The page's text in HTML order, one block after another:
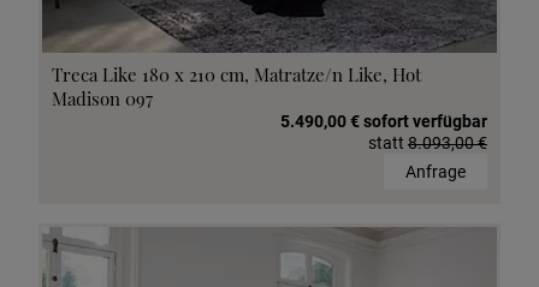
Treca Like 180 x 210 cm, Matratze/n Like, Hot
Madison 097
5.490,00 € sofort verfügbar
statt 8.093,00 €
Anfrage